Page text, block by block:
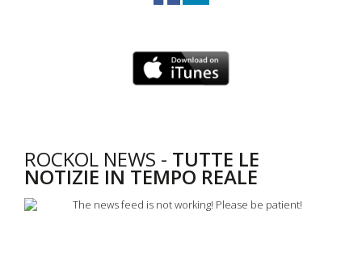
ROCKOL NEWS - TUTTE LE
NOTIZIE IN TEMPO REALE